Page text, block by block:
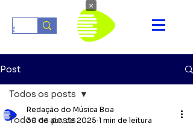
Post
Todos os posts
Todos os posts
Redação do Música Boa
30 de abr. de 2025 1 min de leitura
×